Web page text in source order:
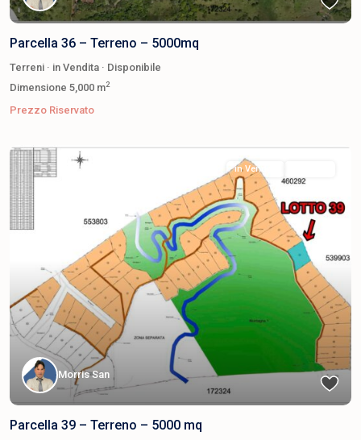
Parcella 36 – Terreno – 5000mq
Terreni · in Vendita · Disponibile
Dimensione 5,000 m2
Prezzo Riservato
in Vendita
Morris San
Parcella 39 – Terreno – 5000 mq